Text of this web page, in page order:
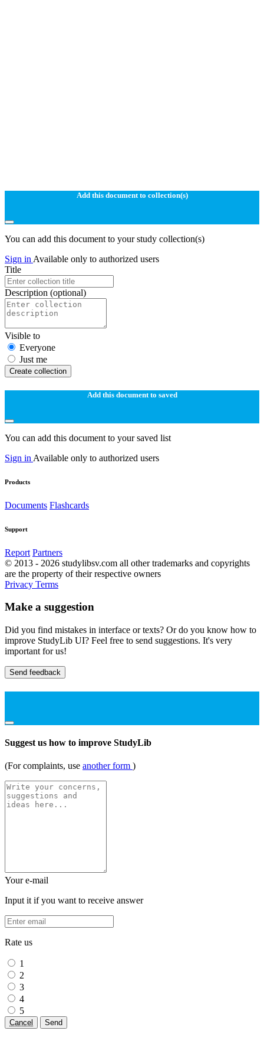
Add this document to collection(s)
You can add this document to your study collection(s)
Sign in Available only to authorized users
Title
Description (optional)
Visible to
Everyone
Just me
Create collection
Add this document to saved
You can add this document to your saved list
Sign in Available only to authorized users
Products
Documents Flashcards
Support
Report Partners
© 2013 - 2026 studylibsv.com all other trademarks and copyrights
are the property of their respective owners
Privacy Terms
Make a suggestion
Did you find mistakes in interface or texts? Or do you know how to
improve StudyLib UI? Feel free to send suggestions. It's very
important for us!
Send feedback
Suggest us how to improve StudyLib
(For complaints, use another form )
Your e-mail
Input it if you want to receive answer
Rate us
1
2
3
4
5
Cancel Send